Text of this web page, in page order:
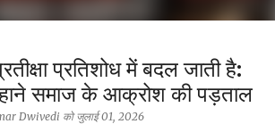
: नर से नारायण बनने की
Dwivediकोअक्टूबर 23, 2025
प्रतिशोध में बदल जाती है:
समाज के आक्रोश की पड़ताल
Dwivedi कोजुलाई 01, 2026